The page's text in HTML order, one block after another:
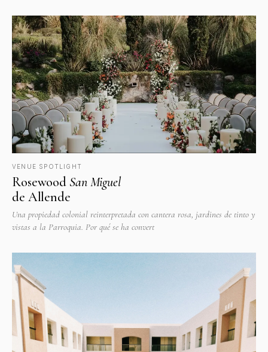
VENUE SPOTLIGHT
Rosewood San Miguel
de Allende
Una propiedad colonial reinterpretada con cantera rosa, jardines de tinto y
vistas a la Parroquia. Por qué se ha convert